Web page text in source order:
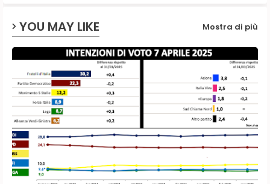
YOU MAY LIKE Mostra di più